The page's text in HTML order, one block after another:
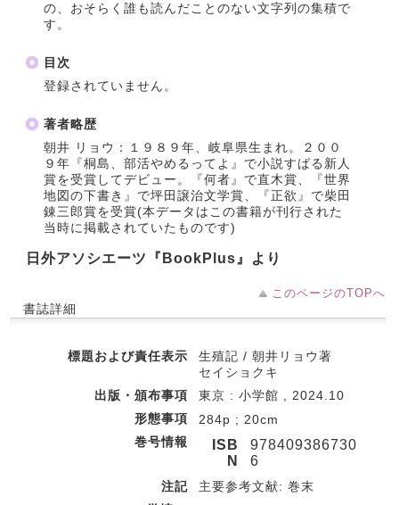
の、おそらく誰も読んだことのない文字列の集積で
す。
目次
登録されていません。
著者略歴
朝井 リョウ：１９８９年、岐阜県生まれ。２００
９年『桐島、部活やめるってよ』で小説すばる新人
賞を受賞してデビュー。『何者』で直木賞、『世界
地図の下書き』で坪田譲治文学賞、『正欲』で柴田
錬三郎賞を受賞(本データはこの書籍が刊行された
当時に掲載されていたものです)
日外アソシエーツ『BookPlus』より
このページのTOPへ
書誌詳細
標題および責任表示
生殖記 / 朝井リョウ著
セイショクキ
出版・頒布事項
東京 : 小学館 , 2024.10
形態事項
284p ; 20cm
巻号情報
ISB
N
978409386730
6
注記
主要参考文献: 巻末